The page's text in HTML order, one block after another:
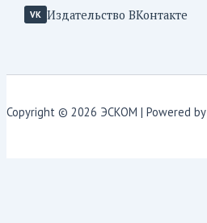
VK Издательство ВКонтакте
Copyright © 2026 ЭСКОМ | Powered by